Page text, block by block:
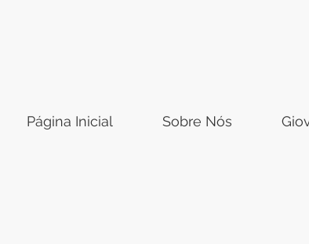
Página Inicial Sobre Nós